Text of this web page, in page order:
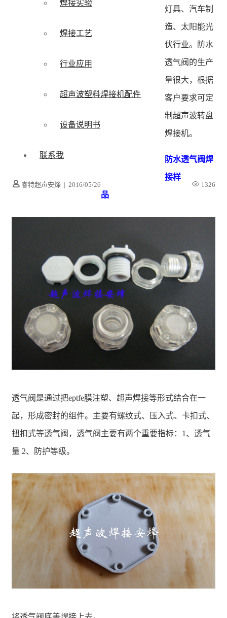
焊接实验
焊接工艺
行业应用
超声波塑料焊接机配件
设备说明书
联系我
睿特超声安烽 | 2016/05/26 1326
灯具、汽车制
造、太阳能光
伏行业。防水
透气阀的生产
量很大，根据
客户要求可定
制超声波转盘
焊接机。
防水透气阀焊
接样
品
透气阀是通过把eptfe膜注塑、超声焊接等形式结合在一
起，形成密封的组件。主要有螺纹式、压入式、卡扣式、
扭扣式等透气阀，透气阀主要有两个重要指标：1、透气
量 2、防护等级。